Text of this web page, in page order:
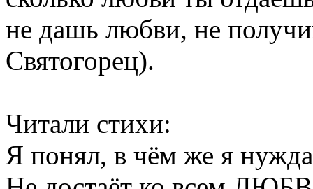
не дашь любви, не
Святогорец).
Читали стихи:
Я понял, в чём же я